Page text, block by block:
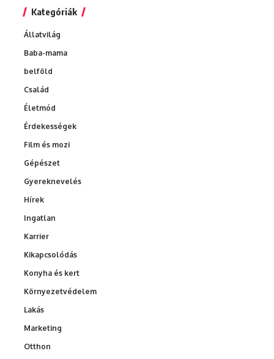
Kategóriák
Állatvilág
Baba-mama
belföld
Család
Életmód
Érdekességek
Film és mozi
Gépészet
Gyereknevelés
Hírek
Ingatlan
Karrier
Kikapcsolódás
Konyha és kert
Környezetvédelem
Lakás
Marketing
Otthon